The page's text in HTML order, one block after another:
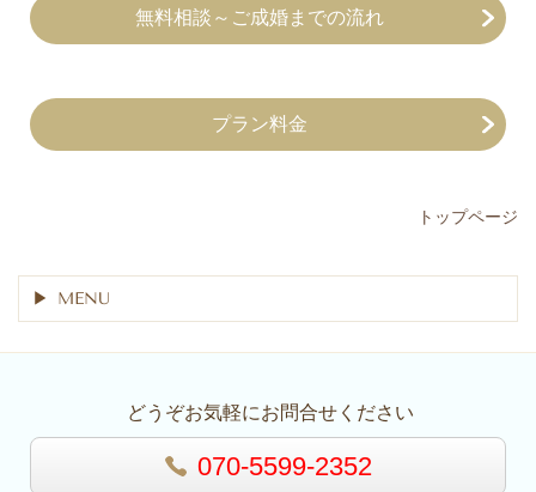
無料相談～ご成婚までの流れ
プラン料金
トップページ
MENU
どうぞお気軽にお問合せください
070-5599-2352